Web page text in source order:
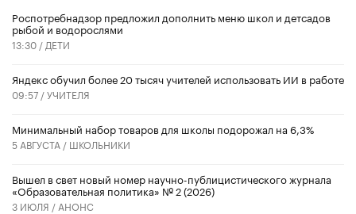
Роспотребнадзор предложил дополнить меню школ и детсадов
рыбой и водорослями
13:30 / ДЕТИ
​Яндекс обучил более 20 тысяч учителей использовать ИИ в работе
09:57 /УЧИТЕЛЯ
Минимальный набор товаров для школы подорожал на 6,3%
5 АВГУСТА / ШКОЛЬНИКИ
Вышел в свет новый номер научно-публицистического журнала
«Образовательная политика» № 2 (2026)
3 ИЮЛЯ / АНОНС